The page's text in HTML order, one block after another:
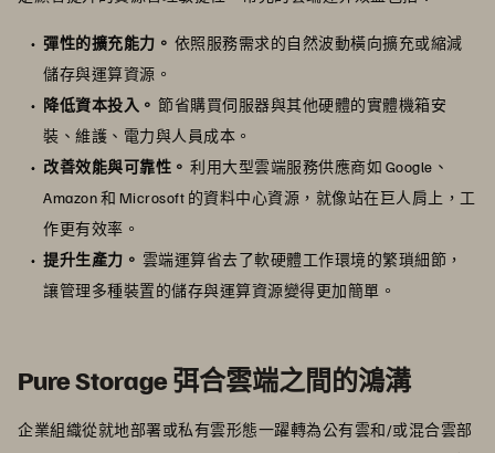
彈性的擴充能力。 依照服務需求的自然波動橫向擴充或縮減
儲存與運算資源。
降低資本投入。 節省購買伺服器與其他硬體的實體機箱安
裝、維護、電力與人員成本。
改善效能與可靠性。 利用大型雲端服務供應商如 Google、
Amazon 和 Microsoft 的資料中心資源，就像站在巨人肩上，工
作更有效率。
提升生產力。 雲端運算省去了軟硬體工作環境的繁瑣細節，
讓管理多種裝置的儲存與運算資源變得更加簡單。
Pure Storage 弭合雲端之間的鴻溝
企業組織從就地部署或私有雲形態一躍轉為公有雲和/或混合雲部